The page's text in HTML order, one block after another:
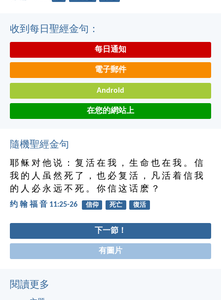
收到每日聖經金句：
每日通知
電子郵件
Android
在您的網站上
隨機聖經金句
耶 稣 对 他 说 ： 复 活 在 我 ， 生 命 也 在 我 。 信
我 的 人 虽 然 死 了 ， 也 必 复 活 ， 凡 活 着 信 我
的 人 必 永 远 不 死 。 你 信 这 话 麽 ？
约 翰 福 音 11:25-26 信仰 死亡 復活
下一節！
有圖片
閱讀更多